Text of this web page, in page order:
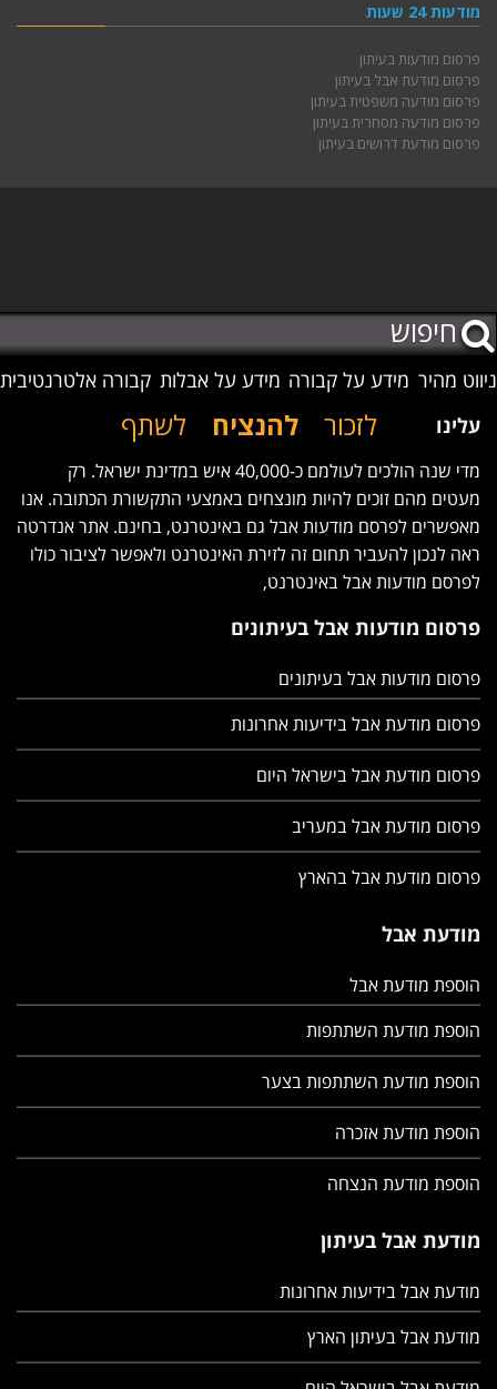
מודעות 24 שעות
פרסום מודעות בעיתון
פרסום מודעת אבל בעיתון
פרסום מודעה משפטית בעיתון
פרסום מודעה מסחרית בעיתון
פרסום מודעת דרושים בעיתון
ניווט מהיר מידע על קבורה מידע על אבלות קבורה אלטרנטיבית
לזכור להנציח לשתף עלינו
מדי שנה הולכים לעולמם כ-40,000 איש במדינת ישראל. רק
מעטים מהם זוכים להיות מונצחים באמצעי התקשורת הכתובה. אנו
מאפשרים לפרסם מודעות אבל גם באינטרנט, בחינם. אתר אנדרטה
ראה לנכון להעביר תחום זה לזירת האינטרנט ולאפשר לציבור כולו
לפרסם מודעות אבל באינטרנט,
פרסום מודעות אבל בעיתונים
פרסום מודעות אבל בעיתונים
פרסום מודעת אבל בידיעות אחרונות
פרסום מודעת אבל בישראל היום
פרסום מודעת אבל במעריב
פרסום מודעת אבל בהארץ
מודעת אבל
הוספת מודעת אבל
הוספת מודעת השתתפות
הוספת מודעת השתתפות בצער
הוספת מודעת אזכרה
הוספת מודעת הנצחה
מודעת אבל בעיתון
מודעת אבל בידיעות אחרונות
מודעת אבל בעיתון הארץ